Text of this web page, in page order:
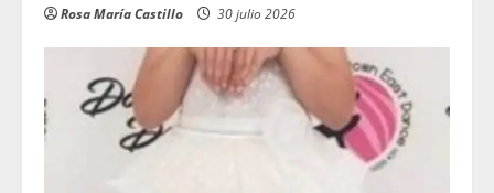
Rosa María Castillo 30 julio 2026